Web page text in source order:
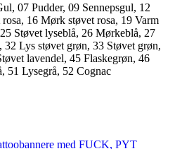
07 Pudder, 09 Sennepsgul, 12
16 Mørk støvet rosa, 19 Varm
Støvet lyseblå, 26 Mørkeblå, 27
32 Lys støvet grøn, 33 Støvet grøn,
lavendel, 45 Flaskegrøn, 46
51 Lysegrå, 52 Cognac